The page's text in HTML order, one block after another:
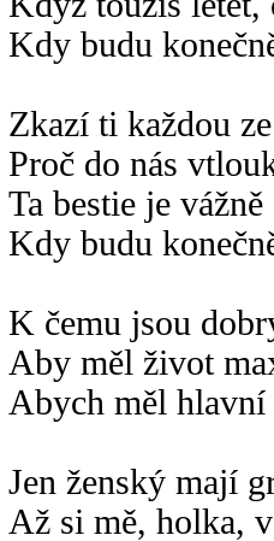
Kdy budu
Zkazí ti každou
Proč do nás
Ta bestie je
Kdy budu
K čemu jsou
Aby měl život
Abych měl
Jen ženský mají
Až si mě, holka,